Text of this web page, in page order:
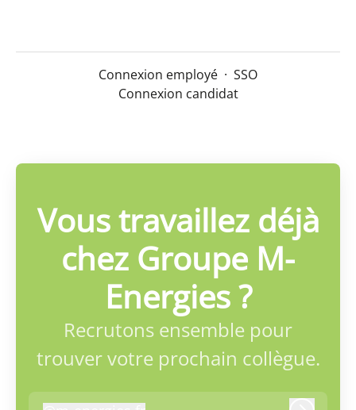
Connexion employé · SSO
Connexion candidat
Vous travaillez déjà
chez Groupe M-
Energies ?
Recrutons ensemble pour
trouver votre prochain collègue.